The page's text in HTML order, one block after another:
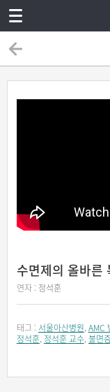
수면제의 올바른
연자 : 정석훈
태그 : 서울아산병원, AMC
정석훈, 정석훈 교수, 불면